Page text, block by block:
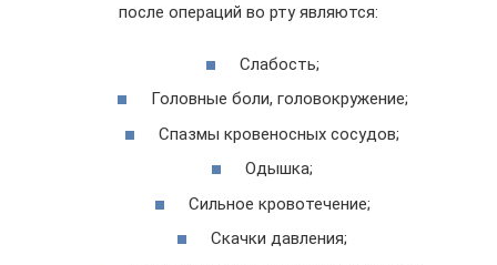
после операций во рту являются:
Слабость;
Головные боли, головокружение;
Спазмы кровеносных сосудов;
Одышка;
Сильное кровотечение;
Скачки давления;